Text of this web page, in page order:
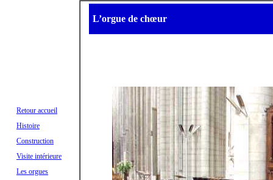
Retour accueil
Histoire
Construction
Visite intérieure
Les orgues
L’orgue de chœur